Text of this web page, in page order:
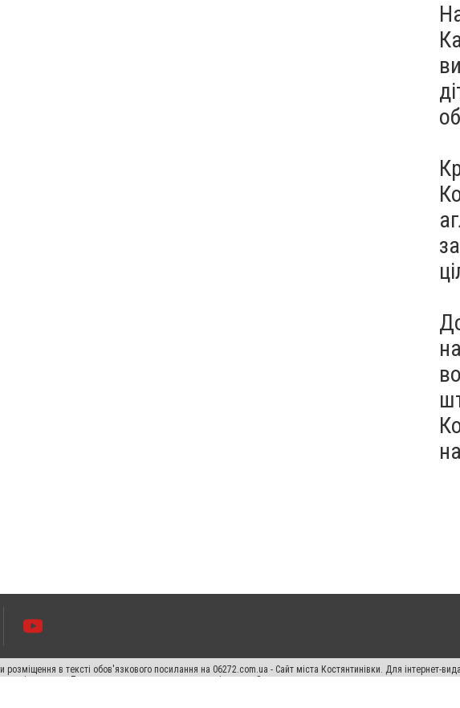
в тексті обов'язкового посилання на 06272.com.ua - Сайт міста Костянтинівки. Для інтернет-
джерела. Порушення виняткових прав переслідується Законом.